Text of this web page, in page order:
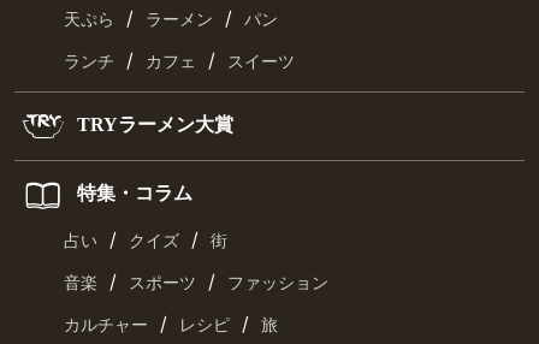
天ぷら / ラーメン / パン
ランチ / カフェ / スイーツ
TRYラーメン大賞
特集・コラム
占い / クイズ / 街
音楽 / スポーツ / ファッション
カルチャー / レシピ / 旅